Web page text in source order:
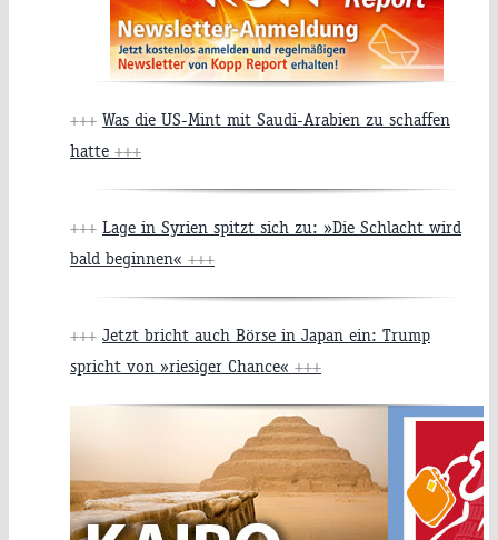
+++ Was die US-Mint mit Saudi-Arabien zu schaffen
hatte +++
+++ Lage in Syrien spitzt sich zu: »Die Schlacht wird
bald beginnen« +++
+++ Jetzt bricht auch Börse in Japan ein: Trump
spricht von »riesiger Chance« +++